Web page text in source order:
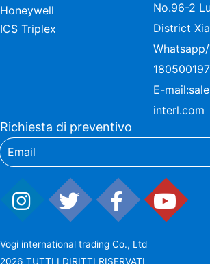
Honeywell
ICS Triplex
No.96-2
District
E-mail:
interl.com
Richiesta di preventivo
Vogi international trading Co., Ltd
2026 TUTTI I DIRITTI RISERVATI